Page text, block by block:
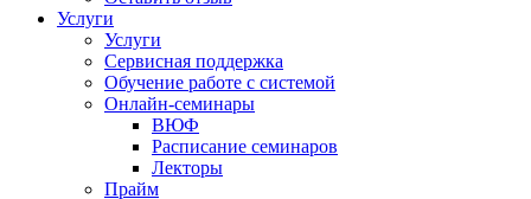
Услуги
Услуги
Сервисная поддержка
Обучение работе с системой
Онлайн-семинары
ВЮФ
Расписание семинаров
Лекторы
Прайм